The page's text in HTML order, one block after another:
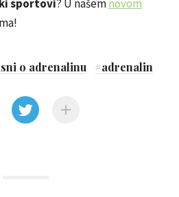
sportovi? U našemnovom
o adrenalinu #adrenalin